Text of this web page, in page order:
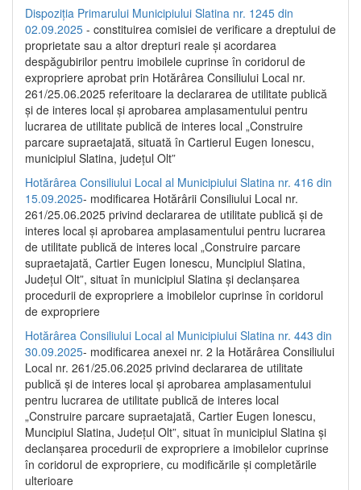
Dispoziția Primarului Municipiului Slatina nr. 1245 din
02.09.2025 - constituirea comisiei de verificare a dreptului de
proprietate sau a altor drepturi reale și acordarea
despăgubirilor pentru imobilele cuprinse în coridorul de
expropriere aprobat prin Hotărârea Consiliului Local nr.
261/25.06.2025 referitoare la declararea de utilitate publică
și de interes local și aprobarea amplasamentului pentru
lucrarea de utilitate publică de interes local „Construire
parcare supraetajată, situată în Cartierul Eugen Ionescu,
municipiul Slatina, județul Olt”
Hotărârea Consiliului Local al Municipiului Slatina nr. 416 din
15.09.2025- modificarea Hotărârii Consiliului Local nr.
261/25.06.2025 privind declararea de utilitate publică și de
interes local și aprobarea amplasamentului pentru lucrarea
de utilitate publică de interes local „Construire parcare
supraetajată, Cartier Eugen Ionescu, Muncipiul Slatina,
Județul Olt”, situat în municipiul Slatina și declanșarea
procedurii de expropriere a imobilelor cuprinse în coridorul
de expropriere
Hotărârea Consiliului Local al Municipiului Slatina nr. 443 din
30.09.2025- modificarea anexei nr. 2 la Hotărârea Consiliului
Local nr. 261/25.06.2025 privind declararea de utilitate
publică şi de interes local şi aprobarea amplasamentului
pentru lucrarea de utilitate publică de interes local
„Construire parcare supraetajată, Cartier Eugen Ionescu,
Muncipiul Slatina, Judeţul Olt”, situat în municipiul Slatina şi
declanşarea procedurii de expropriere a imobilelor cuprinse
în coridorul de expropriere, cu modificările şi completările
ulterioare